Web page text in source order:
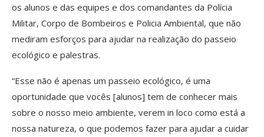
os alunos e das equipes e dos comandantes da Polícia
Militar, Corpo de Bombeiros e Policia Ambiental, que não
mediram esforços para ajudar na realização do passeio
ecológico e palestras.
“Esse não é apenas um passeio ecológico, é uma
oportunidade que vocês [alunos] tem de conhecer mais
sobre o nosso meio ambiente, verem in loco como está a
nossa natureza, o que podemos fazer para ajudar a cuidar